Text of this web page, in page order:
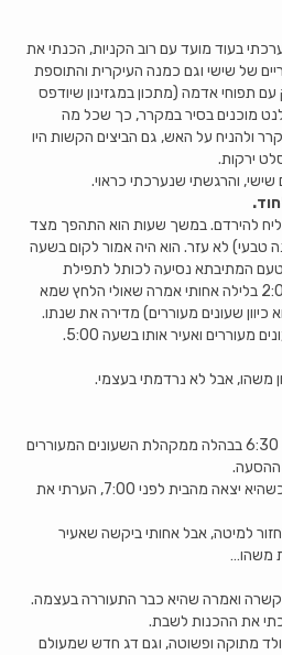
בעוד מועד עם רוב הקניות, הכנתי את
של שישי וגם כמנה העיקרית והתוספת
תפוחי אדמה (מתכון במגזינון שיודפס
הטשולנט מוכנים בסיר במקרר, כך שכל מה
ולהניח על האש, גם הביצים הקשות היו
ירקות.
והרגשתי שנערכתי כראוי.
להירדם. במשך שעות הוא התהפך מצד
טבעי) לא עזר. הוא היה אמור לקום בשעה
מטעם המתיבתא נסיעה לכותל לתפילת
שחרית של ראש חודש. בשעה 2:00 בלילה אחותי אמרה שאולי הלחץ שמא
כיוון שעונים מעוררים) מדירה את שנתו.
ואעיר אותו בשעה 5:00.
משהו, אבל לא נרדמתי בעצמי.
נרדמתי לזמן מה והתעוררתי ב – 6:30 בבהלה ממקהלת השעונים המעוררים
ההסעה.
שיכורה מעייפות ארגנתי אותה, וכשהיא יצאה מהבית לפני 7:00, הערתי את
מאד לחזור למיטה, אבל אחותי ביקשה שאעיר
ואמרה שהיא כבר התעוררה בעצמה.
את ההכנות לשבת.
מתוקה ופשוטה, וגם דג חדש שמעולם